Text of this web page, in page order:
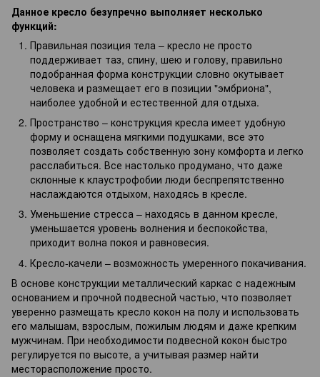
Данное кресло безупречно выполняет несколько
функций:
Правильная позиция тела – кресло не просто
поддерживает таз, спину, шею и голову, правильно
подобранная форма конструкции словно окутывает
человека и размещает его в позиции "эмбриона",
наиболее удобной и естественной для отдыха.
Пространство – конструкция кресла имеет удобную
форму и оснащена мягкими подушками, все это
позволяет создать собственную зону комфорта и легко
расслабиться. Все настолько продумано, что даже
склонные к клаустрофобии люди беспрепятственно
наслаждаются отдыхом, находясь в кресле.
Уменьшение стресса – находясь в данном кресле,
уменьшается уровень волнения и беспокойства,
приходит волна покоя и равновесия.
Кресло-качели – возможность умеренного покачивания.
В основе конструкции металлический каркас с надежным
основанием и прочной подвесной частью, что позволяет
уверенно размещать кресло кокон на полу и использовать
его малышам, взрослым, пожилым людям и даже крепким
мужчинам. При необходимости подвесной кокон быстро
регулируется по высоте, а учитывая размер найти
месторасположение просто.